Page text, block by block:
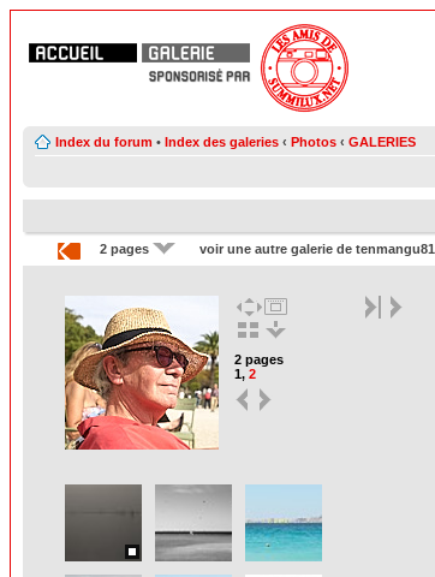
Index du forum • Index des galeries ‹ Photos ‹ GALERIES
2 pages voir une autre galerie de tenmangu81
2 pages
1, 2